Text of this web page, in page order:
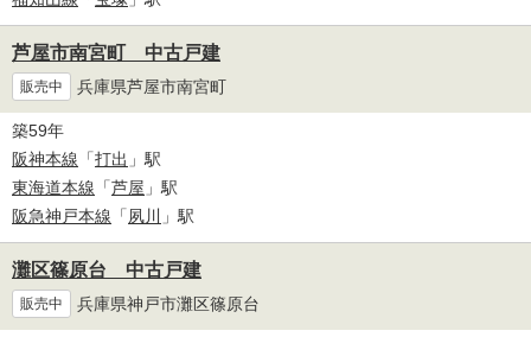
芦屋市南宮町 中古戸建
販売中 兵庫県芦屋市南宮町
築59年
阪神本線 「打出 」駅
東海道本線 「芦屋 」駅
阪急神戸本線 「夙川 」駅
灘区篠原台 中古戸建
販売中 兵庫県神戸市灘区篠原台